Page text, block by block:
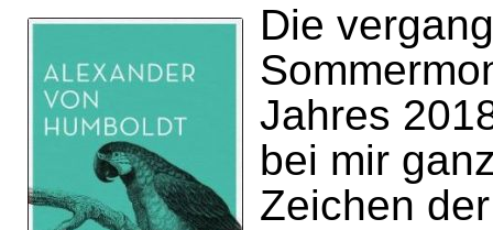
Die
Jahres
bei mir
Zeichen